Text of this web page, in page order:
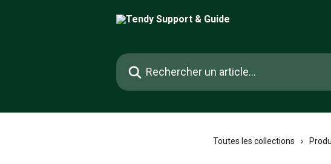
Rechercher un article...
Toutes les collections